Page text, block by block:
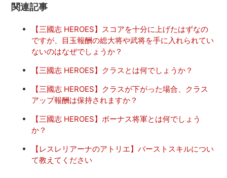
関連記事
【三國志 HEROES】スコアを十分に上げたはずなの
ですが、目玉報酬の総大将や武将を手に入れられてい
ないのはなぜでしょうか？
【三國志 HEROES】クラスとは何でしょうか？
【三國志 HEROES】クラスが下がった場合、クラス
アップ報酬は保持されますか？
【三國志 HEROES】ボーナス将軍とは何でしょう
か？
【レスレリアーナのアトリエ】バーストスキルについ
て教えてください